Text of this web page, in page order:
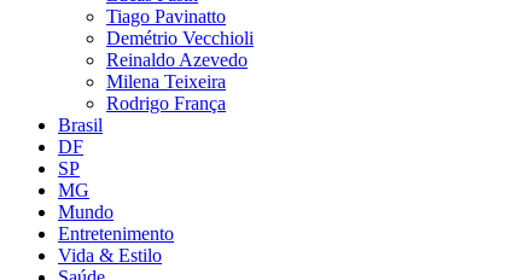
Tiago Pavinatto
Demétrio Vecchioli
Reinaldo Azevedo
Milena Teixeira
Rodrigo França
Brasil
DF
SP
MG
Mundo
Entretenimento
Vida & Estilo